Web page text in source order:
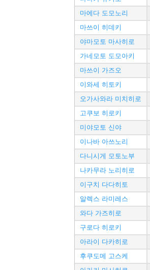
마에다 도모노리
마쓰이 히데키
야마모토 마사히로
가네모토 도모아키
마쓰이 가즈오
이와세 히토키
오가사와라 미치히로
고쿠보 히로키
미야모토 신야
이나바 아쓰노리
다니시게 모토노부
나카무라 노리히로
이구치 다다히토
알렉스 라미레스
와다 가즈히로
구로다 히로키
아라이 다카히로
후쿠도메 고스케